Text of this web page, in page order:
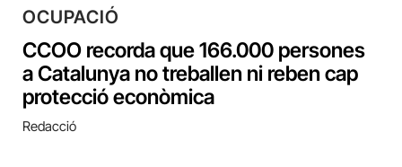
OCUPACIÓ
CCOO recorda que 166.000 persones
a Catalunya no treballen ni reben cap
protecció econòmica
Redacció